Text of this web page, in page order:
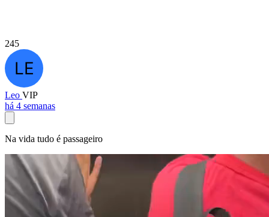
245
Leo VIP
há 4 semanas
Na vida tudo é passageiro